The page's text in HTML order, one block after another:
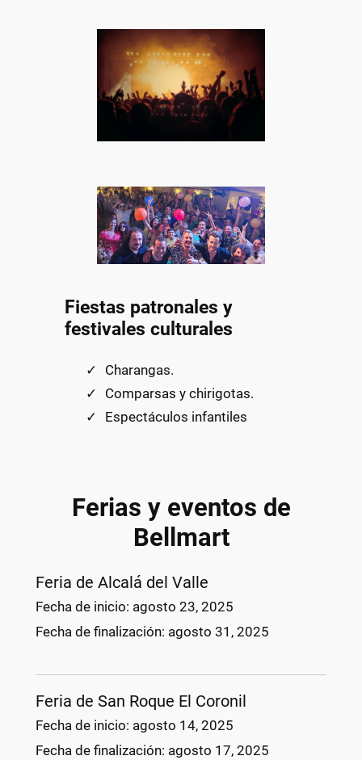
Fiestas patronales y
festivales culturales
Charangas.
Comparsas y chirigotas.
Espectáculos infantiles
Ferias y eventos de
Bellmart
Feria de Alcalá del Valle
Fecha de inicio: agosto 23, 2025
Fecha de finalización: agosto 31, 2025
Feria de San Roque El Coronil
Fecha de inicio: agosto 14, 2025
Fecha de finalización: agosto 17, 2025